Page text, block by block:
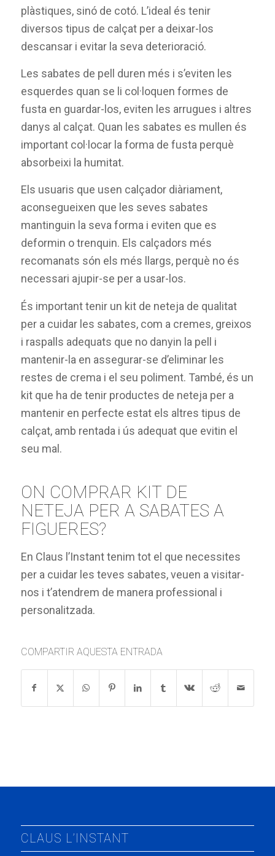
plàstiques, sinó de cotó. L’ideal és tenir
diversos tipus de calçat per a deixar-los
descansar i evitar la seva deterioració.
Les sabates de pell duren més i s’eviten les
esquerdes quan se li col·loquen formes de
fusta en guardar-los, eviten les arrugues i altres
danys al calçat. Quan les sabates es mullen és
important col·locar la forma de fusta perquè
absorbeixi la humitat.
Els usuaris que usen calçador diàriament,
aconsegueixen que les seves sabates
mantinguin la seva forma i eviten que es
deformin o trenquin. Els calçadors més
recomanats són els més llargs, perquè no és
necessari ajupir-se per a usar-los.
És important tenir un kit de neteja de qualitat
per a cuidar les sabates, com a cremes, greixos
i raspalls adequats que no danyin la pell i
mantenir-la en assegurar-se d’eliminar les
restes de crema i el seu poliment. També, és un
kit que ha de tenir productes de neteja per a
mantenir en perfecte estat els altres tipus de
calçat, amb rentada i ús adequat que evitin el
seu mal.
ON COMPRAR KIT DE
NETEJA PER A SABATES A
FIGUERES?
En Claus l’Instant tenim tot el que necessites
per a cuidar les teves sabates, veuen a visitar-
nos i t’atendrem de manera professional i
personalitzada.
COMPARTIR AQUESTA ENTRADA
CLAUS L’INSTANT